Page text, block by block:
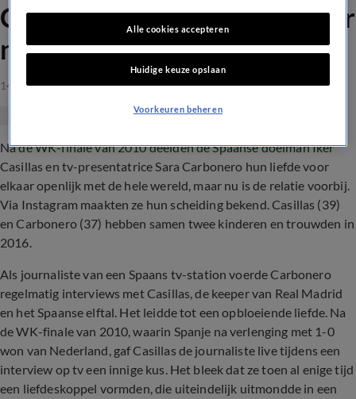
Casillas en journaliste 11 jaar
na 'WK-kus' uit elkaar
14 mrt 2021, 09:17
Na de WK-finale van 2010 deelden de Spaanse doelman Iker
Casillas en tv-presentatrice Sara Carbonero hun liefde voor
elkaar openlijk met de hele wereld, maar nu is de relatie voorbij.
Via Instagram maakten ze hun scheiding bekend. Casillas (39)
en Carbonero (37) hebben samen twee kinderen en trouwden in
2016.
Als journaliste van een Spaans tv-station voerde Carbonero
regelmatig interviews met Casillas, de keeper van Real Madrid
en het Spaanse elftal. Het leidde tot een opbloeiende liefde. Na
de WK-finale van 2010, waarin Spanje na verlenging met 1-0
won van Nederland, gaf Casillas de journaliste live tijdens een
interview op tv een innige kus. Het bleek dat ze toen al enige tijd
een liefdeskoppel vormden, die uiteindelijk uitmondde in een
Alle cookies accepteren
Huidige keuze opslaan
Voorkeuren beheren